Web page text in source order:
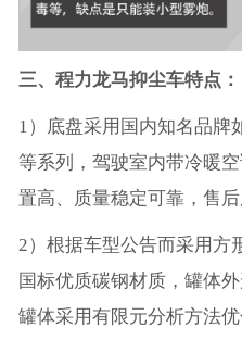
三、程力龙马抑尘车特点：
1）底盘采用国内知名品牌
等系列，驾驶室内带冷暖
置高、质量稳定可靠，售后
2）根据车型公告而采用方
国标优质碳钢材质，罐体
罐体采用有限元分析方法